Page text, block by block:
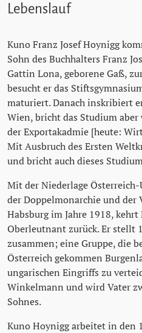
Lebenslauf
Kuno Franz Josef Hoynigg
Sohn des Buchhalters Franz
Gattin Lona, geborene Gaß,
besucht er das
maturiert. Danach inskribiert
Wien, bricht das Studium
der Exportakadmie [heute:
Mit Ausbruch des Ersten
und bricht auch dieses
Mit der Niederlage
der Doppelmonarchie und der
Habsburg im Jahre 1918,
Oberleutnant zurück. Er stellt
zusammen; eine Gruppe, die
Österreich gekommen
ungarischen Eingriffs zu
Winkelmann und wird Vater
Sohnes.
Kuno Hoynigg arbeitet in den